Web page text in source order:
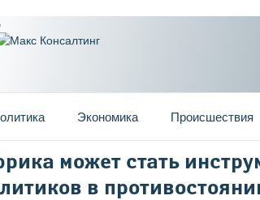
меню
Экономика Происшествия
здесь
может стать
в